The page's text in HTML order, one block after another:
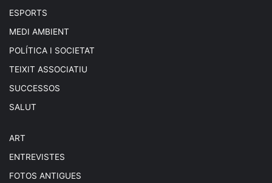
ESPORTS
MEDI AMBIENT
POLÍTICA I SOCIETAT
TEIXIT ASSOCIATIU
SUCCESSOS
SALUT
ART
ENTREVISTES
FOTOS ANTIGUES